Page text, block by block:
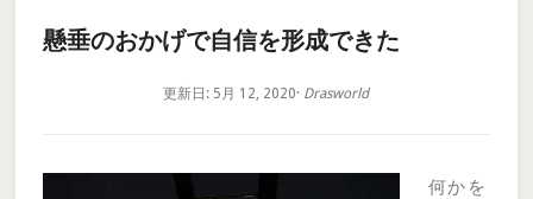
懸垂のおかげで自信を形成できた
更新日: 5月 12, 2020· Drasworld
何かを